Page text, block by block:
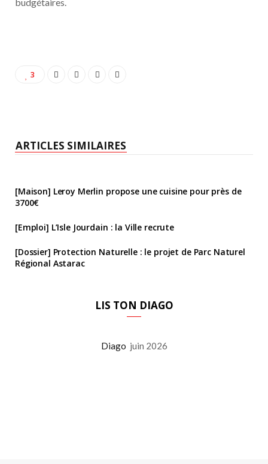
3
ARTICLES SIMILAIRES
[Maison] Leroy Merlin propose une cuisine pour près de
3700€
[Emploi] L’Isle Jourdain : la Ville recrute
[Dossier] Protection Naturelle : le projet de Parc Naturel
Régional Astarac
LIS TON DIAGO
Diago juin 2026